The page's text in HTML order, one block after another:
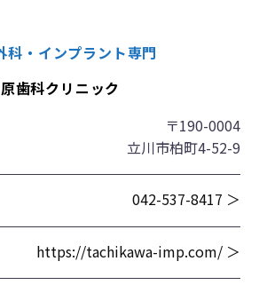
科・インプラント専門
原歯科クリニック
〒190-0004
立川市柏町4-52-9
042-537-8417 ＞
https://tachikawa-imp.com/ ＞